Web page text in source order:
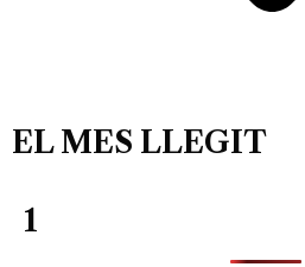
EL MES LLEGIT
1